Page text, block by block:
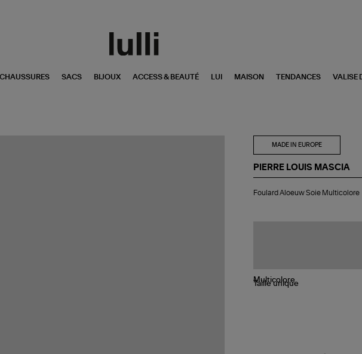
CHAUSSURES SACS BIJOUX ACCESS & BEAUTÉ LUI MAISON TENDANCES VALISE
MADE IN EUROPE
PIERRE LOUIS MASCIA
Aloeuw
Foulard Aloeuw Soie Multicolore
Tailleunique